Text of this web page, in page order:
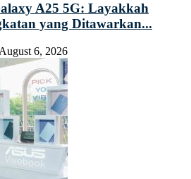
A25 5G: Layakkah
yang Ditawarkan...
August 6, 2026